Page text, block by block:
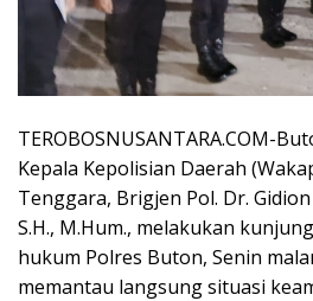
TEROBOSNUSANTARA.COM-
Kepala Kepolisian Daerah
Tenggara, Brigjen Pol. Dr. Gidion
S.H., M.Hum., melakukan
hukum Polres Buton, Senin
memantau langsung situasi